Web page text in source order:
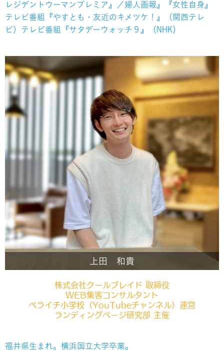
レジデントウーマンプレミア』／婦人画報』『女性自身』
テレビ番組『やすとも・友近のキメツケ！』（関西テレ
ビ）テレビ番組『サタデーウォッチ９』（NHK）
上田 和貴
株式会社クールブレイド 取締役
WEB集客コンサルタント
ペライチ小学校（YouTubeチャンネル）運営
ランディングページ研究部 主催
福井県生まれ。横浜国立大学卒業。